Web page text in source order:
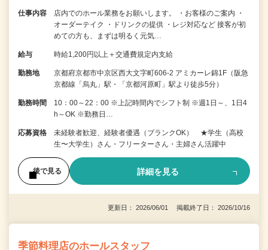
仕事内容
店内でのホール業務をお願いします。 ・お客様のご案内 ・
オーダーテイク ・ドリンクの提供 ・レジ対応など 接客が初
めての方も、まずは明るく元気…
給与 時給1,200円以上＋交通費規定内支給
勤務地
京都府京都市中京区西大文字町606-2 アミカーレ錦1F（阪急
京都線「烏丸」駅・「京都河原町」駅より徒歩5分）
勤務時間
10：00～22：00 ※上記時間内でシフト制 ※週1日～、1日4
h～OK ※勤務日…
応募資格
未経験者歓迎、経験者優遇（ブランクOK） ★学生（高校
生〜大学生）さん・フリーターさん・主婦さん活躍中
後で見る 詳細を見る
更新日： 2026/06/01 掲載終了日： 2026/10/16
季節料理店のホールスタッフ